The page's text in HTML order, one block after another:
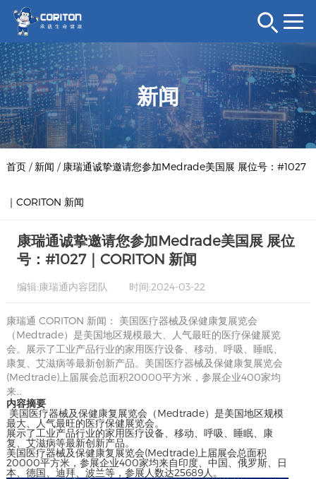
新闻
首页/ 新闻 / 康瑞通诚挚邀请您参加Medrade美国展 展位号：#1027
｜CORITON 新闻
康瑞通诚挚邀请您参加Medrade美国展 展位
号：#1027｜CORITON 新闻
编辑:康瑞通内容团队 时间:2024-03-22
康瑞通 CORITON 新闻：​ 美国医疗器械及保健康复展览会
（Medtrade）是美国地区规模最大、人气最旺的医疗保健展览
会。展示了工业产品行业的家用医疗设备、移动、呼吸、睡眠、
康复、艾滋病等最新创新产品。美国医疗器械及保健康复展览会
(Medtrade)上届展会总面积20000平方米，参展企业400家均
来…
内容摘要
​ 美国医疗器械及保健康复展览会（Medtrade）是美国地区规模
最大、人气最旺的医疗保健展览会。
展示了工业产品行业的家用医疗设备、移动、呼吸、睡眠、康
复、艾滋病等最新创新产品。
美国医疗器械及保健康复展览会(Medtrade)上届展会总面积
20000平方米，参展企业400家均来自印度、中国、俄罗斯、日
本、德国、迪拜、波兰等，参展人数达25689人。